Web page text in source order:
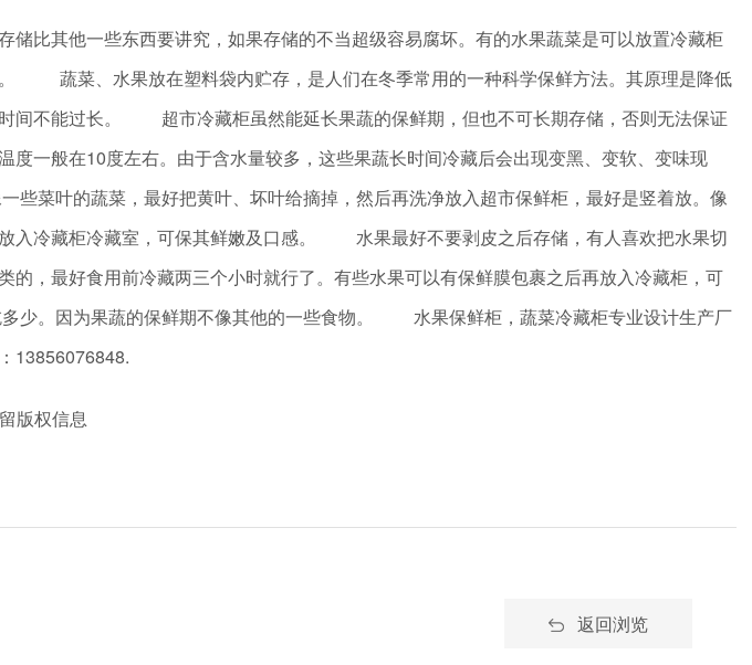
比其他一些东西要讲究，如果存储的不当超级容易腐坏。有的水果蔬菜是可以放置冷藏柜
蔬菜、水果放在塑料袋内贮存，是人们在冬季常用的一种科学保鲜方法。其原理是降低
间不能过长。 超市冷藏柜虽然能延长果蔬的保鲜期，但也不可长期存储，否则无法保证
一般在10度左右。由于含水量较多，这些果蔬长时间冷藏后会出现变黑、变软、变味现
叶的蔬菜，最好把黄叶、坏叶给摘掉，然后再洗净放入超市保鲜柜，最好是竖着放。像
入冷藏柜冷藏室，可保其鲜嫩及口感。 水果最好不要剥皮之后存储，有人喜欢把水果切
，最好食用前冷藏两三个小时就行了。有些水果可以有保鲜膜包裹之后再放入冷藏柜，可
。因为果蔬的保鲜期不像其他的一些食物。 水果保鲜柜，蔬菜冷藏柜专业设计生产厂
13856076848.
版权信息
返回浏览